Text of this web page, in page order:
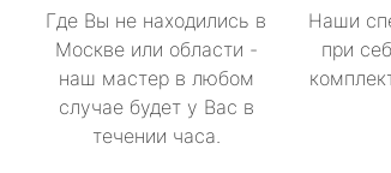
Где Вы не находились в
Москве или области -
наш мастер в любом
случае будет у Вас в
течении часа.
Наши
при